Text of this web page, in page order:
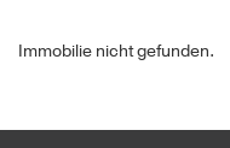
Immobilie nicht gefunden.